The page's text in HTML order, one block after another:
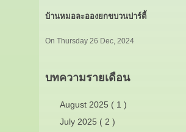
บ้านหมอละอองยกขบวนปาร์ตี้
On Thursday 26 Dec, 2024
บทความรายเดือน
August 2025 ( 1 )
July 2025 ( 2 )